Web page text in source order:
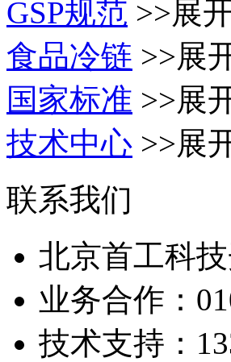
GSP规范 >>展
食品冷链 >>展
国家标准 >>展
技术中心 >>展
联系我们
北京首工科
业务合作：
技术支持：